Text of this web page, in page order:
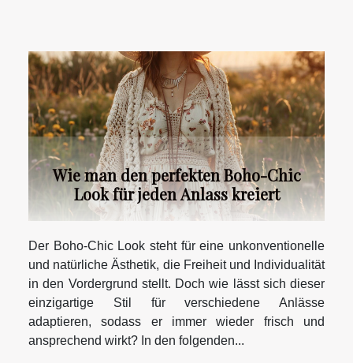
Wie man den perfekten Boho-Chic
Look für jeden Anlass kreiert
Der Boho-Chic Look steht für eine unkonventionelle
und natürliche Ästhetik, die Freiheit und Individualität
in den Vordergrund stellt. Doch wie lässt sich dieser
einzigartige Stil für verschiedene Anlässe
adaptieren, sodass er immer wieder frisch und
ansprechend wirkt? In den folgenden...